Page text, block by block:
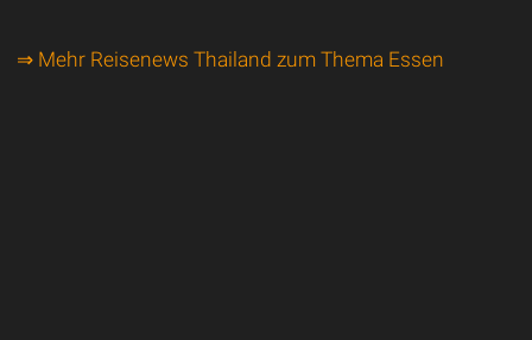
⇒ Mehr Reisenews Thailand zum Thema Essen